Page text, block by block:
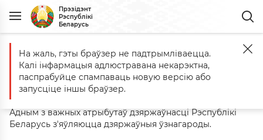
Прэзідэнт
Рэспублікі
Беларусь
Галоўная Дзяржава Дзяржаўныя ўзнагароды і прэміі
Дзяржаўныя ўзнагароды
Адным з важных атрыбутаў дзяржаўнасці Рэспублікі
Беларусь з'яўляюцца дзяржаўныя ўзнагароды.
На жаль, гэты браўзер не падтрымліваецца.
Калі інфармацыя адлюстравана некарэктна,
паспрабуйце спампаваць новую версію або
запусціце іншы браўзер.